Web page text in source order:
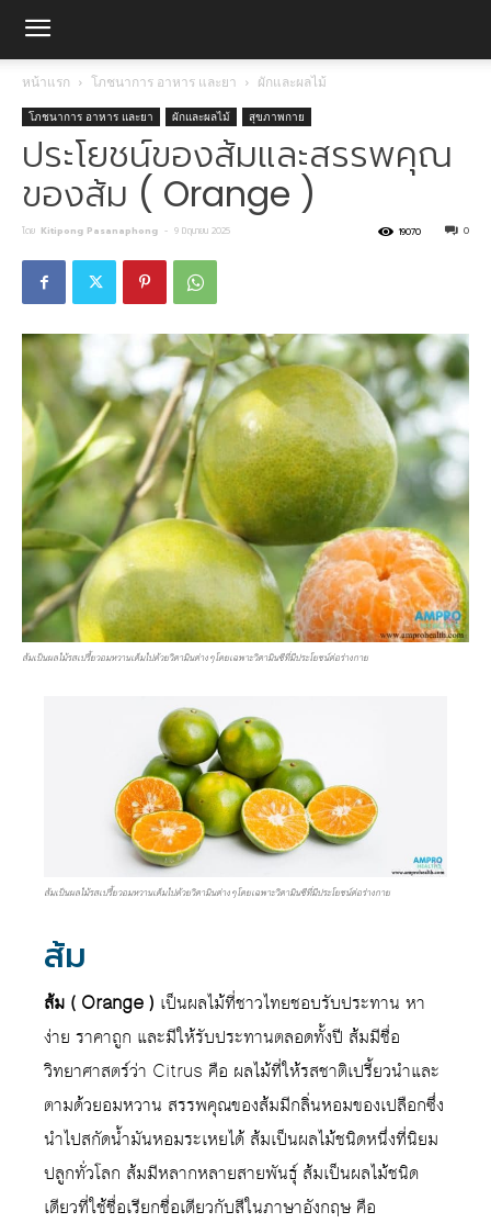
หน้าแรก โภชนาการ อาหาร และยา ผักและผลไม้
โภชนาการ อาหาร และยา ผักและผลไม้ สุขภาพกาย
ประโยชน์ของส้มและสรรพคุณ
ของส้ม ( Orange )
โดย Kitipong Pasanaphong - 9 มิถุนายน 2025 0
19070
ส้มเป็นผลไม้รสเปรี้ยวอมหวานเต็มไปด้วยวิตามินต่างๆโดยเฉพาะวิตามินซีที่มีประโยชน์ต่อร่างกาย
ส้มเป็นผลไม้รสเปรี้ยวอมหวานเต็มไปด้วยวิตามินต่างๆโดยเฉพาะวิตามินซีที่มีประโยชน์ต่อร่างกาย
ส้ม
ส้ม ( Orange ) เป็นผลไม้ที่ชาวไทยชอบรับประทาน หา
ง่าย ราคาถูก และมีให้รับประทานตลอดทั้งปี ส้มมีชื่อ
วิทยาศาสตร์ว่า Citrus คือ ผลไม้ที่ให้รสชาติเปรี้ยวนำและ
ตามด้วยอมหวาน สรรพคุณของส้มมีกลิ่นหอมของเปลือกซึ่ง
นำไปสกัดน้ำมันหอมระเหยได้ ส้มเป็นผลไม้ชนิดหนึ่งที่นิยม
ปลูกทั่วโลก ส้มมีหลากหลายสายพันธุ์ ส้มเป็นผลไม้ชนิด
เดียวที่ใช้ชื่อเรียกชื่อเดียวกับสีในภาษาอังกฤษ คือ